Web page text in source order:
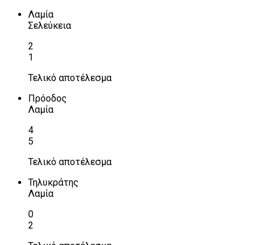
Λαμία
Σελεύκεια
2
1
Τελικό αποτέλεσμα
Πρόοδος
Λαμία
4
5
Τελικό αποτέλεσμα
Τηλυκράτης
Λαμία
0
2